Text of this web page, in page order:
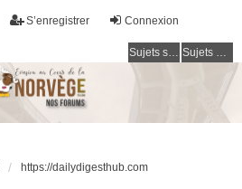
Connexion
S’enregistrer
Sujets sans réponse Sujets actifs
https://dailydigesthub.com